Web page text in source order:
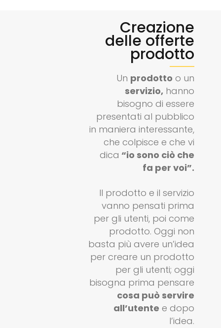
Creazione
delle offerte
prodotto
Un prodotto o un
servizio, hanno
bisogno di essere
presentati al pubblico
in maniera interessante,
che colpisce e che vi
dica “io sono ciò che
fa per voi”.
Il prodotto e il servizio
vanno pensati prima
per gli utenti, poi come
prodotto. Oggi non
basta più avere un’idea
per creare un prodotto
per gli utenti; oggi
bisogna prima pensare
cosa può servire
all’utente e dopo
l’idea.